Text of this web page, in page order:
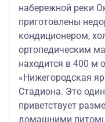
набережной реки
приготовлены
кондиционером,
ортопедическим
находится в 400 м
«Нижегородская
Стадиона. Это
приветствует
домашними